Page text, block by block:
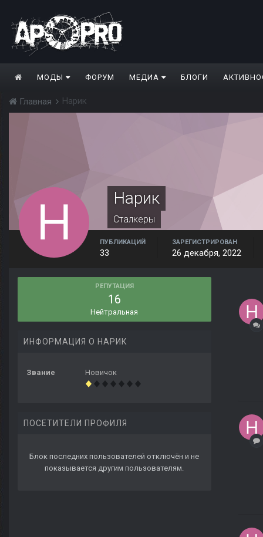
МОДЫ ФОРУМ МЕДИА БЛОГИ
Главная Нарик
Нарик
Сталкеры
ПУБЛИКАЦИЙ
33
ЗАРЕГИСТРИРОВАН
26 декабря, 2022
РЕПУТАЦИЯ
16
Нейтральная
ИНФОРМАЦИЯ О НАРИК
Звание Новичок
ПОСЕТИТЕЛИ ПРОФИЛЯ
Блок последних пользователей отключён и не
показывается другим пользователям.